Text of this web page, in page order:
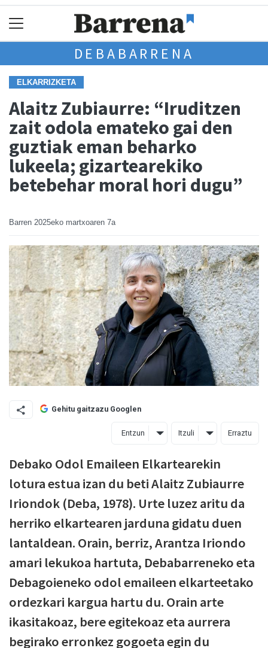
DEBABARRENA
ELKARRIZKETA
Alaitz Zubiaurre: “Iruditzen
zait odola emateko gai den
guztiak eman beharko
lukeela; gizartearekiko
betebehar moral hori dugu”
Barren 2025eko martxoaren 7a
Gehitu gaitzazu Googlen
Entzun Itzuli Erraztu
Debako Odol Emaileen Elkartearekin
lotura estua izan du beti Alaitz Zubiaurre
Iriondok (Deba, 1978). Urte luzez aritu da
herriko elkartearen jarduna gidatu duen
lantaldean. Orain, berriz, Arantza Iriondo
amari lekukoa hartuta, Debabarreneko eta
Debagoieneko odol emaileen elkarteetako
ordezkari kargua hartu du. Orain arte
ikasitakoaz, bere egitekoaz eta aurrera
begirako erronkez gogoeta egin du